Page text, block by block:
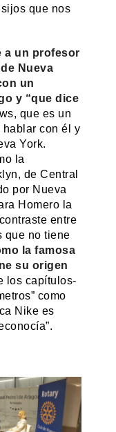
que nos
a un profesor
Nueva
un
y “que dice
que es un
con él y
York.
la
de Central
por Nueva
Homero la
entre
que no tiene
la famosa
su origen
los capítulos-
como
Nike es